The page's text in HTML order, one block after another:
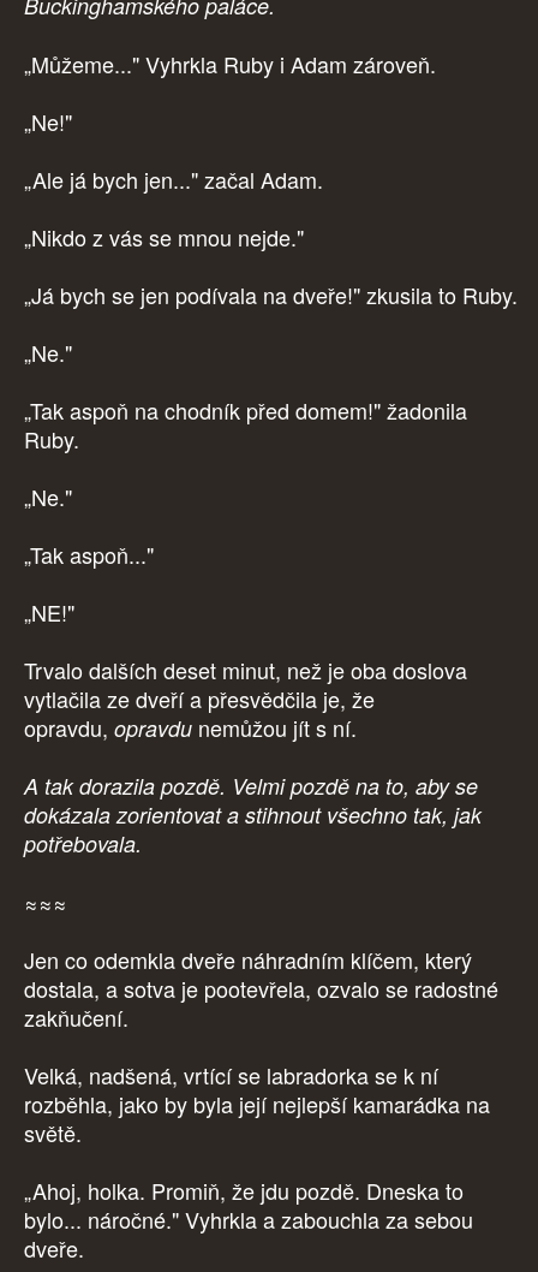
„Můžeme..." Vyhrkla Ruby i Adam zároveň.
„Ne!"
„Ale já bych jen..." začal Adam.
„Nikdo z vás se mnou nejde."
„Já bych se jen podívala na dveře!" zkusila to Ruby.
„Ne."
„Tak aspoň na chodník před domem!" žadonila
Ruby.
„Ne."
„Tak aspoň..."
„NE!"
Trvalo dalších deset minut, než je oba doslova
vytlačila ze dveří a přesvědčila je, že
opravdu, opravdu nemůžou jít s ní.
A tak dorazila pozdě. Velmi pozdě na to, aby se
dokázala zorientovat a stihnout všechno tak, jak
potřebovala.
≈≈≈
Jen co odemkla dveře náhradním klíčem, který
dostala, a sotva je pootevřela, ozvalo se radostné
zakňučení.
Velká, nadšená, vrtící se labradorka se k ní
rozběhla, jako by byla její nejlepší kamarádka na
světě.
„Ahoj, holka. Promiň, že jdu pozdě. Dneska to
bylo... náročné." Vyhrkla a zabouchla za sebou
dveře.